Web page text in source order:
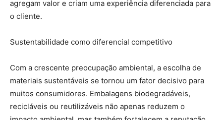
agregam valor e criam uma experiência diferenciada para
o cliente.
Sustentabilidade como diferencial competitivo
Com a crescente preocupação ambiental, a escolha de
materiais sustentáveis se tornou um fator decisivo para
muitos consumidores. Embalagens biodegradáveis,
recicláveis ou reutilizáveis não apenas reduzem o